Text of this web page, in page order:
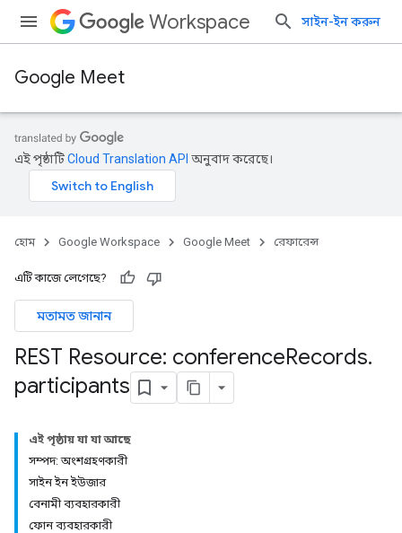
Workspace সাইন-ইন করুন
Google Meet
এই পৃষ্ঠাটিCloud Translation API অনুবাদ করেছে।
হোম Google Workspace Google Meet রেফারেন্স
এটি কাজে লেগেছে?
মতামত জানান
REST Resource: conferenceRecords.
participants
এই পৃষ্ঠায় যা যা আছে
সম্পদ: অংশগ্রহণকারী
সাইন ইন ইউজার
বেনামী ব্যবহারকারী
ফোন ব্যবহারকারী